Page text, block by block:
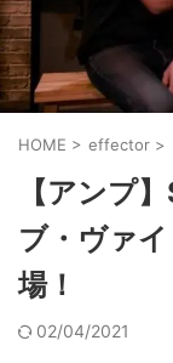
HOME > effector >
【アンプ
ブ・ヴァ
場！
02/04/2021